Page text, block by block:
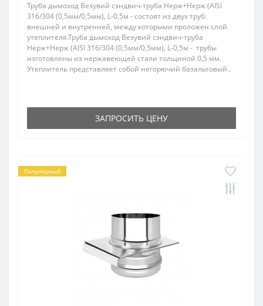
Труба дымоход Везувий сэндвич-труба Нерж+Нерж (AISI
316/304 (0,5мм/0,5мм), L-0,5м - состоят из двух труб:
внешней и внутренней, между которыми проложен слой
утеплителя.Труба дымоход Везувий сэндвич-труба
Нерж+Нерж (AISI 316/304 (0,5мм/0,5мм), L-0,5м - трубы
изготовлены из нержавеющей стали толщиной 0,5 мм.
Утеплитель представляет собой негорючий базальтовый..
ЗАПРОСИТЬ ЦЕНУ
Популярный